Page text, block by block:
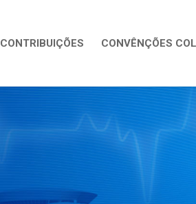
CONTRIBUIÇÕES CONVÊNÇÕES